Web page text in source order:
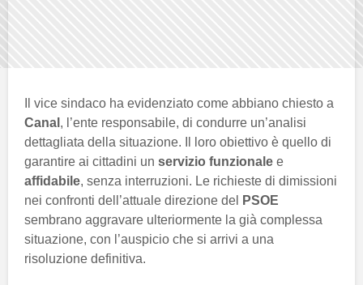
Il vice sindaco ha evidenziato come abbiano chiesto a
Canal , l’ente responsabile, di condurre un’analisi
dettagliata della situazione. Il loro obiettivo è quello di
garantire ai cittadini un servizio funzionale e
affidabile, senza interruzioni. Le richieste di dimissioni
nei confronti dell’attuale direzione del
PSOE
sembrano aggravare ulteriormente la già complessa
situazione, con l’auspicio che si arrivi a una
risoluzione definitiva.